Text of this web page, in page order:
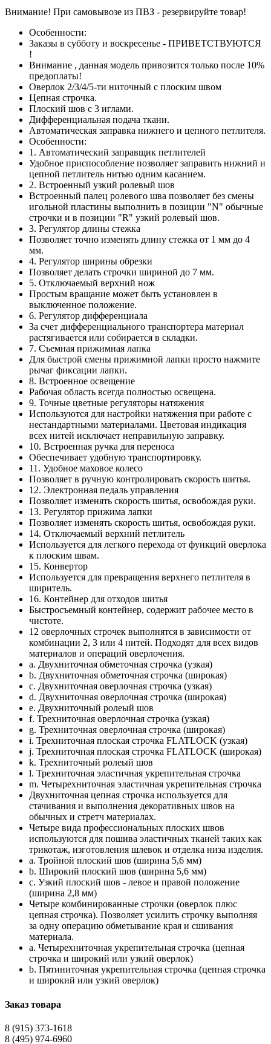
Внимание! При самовывозе из ПВЗ - резервируйте товар!
Особенности:
Заказы в субботу и воскресенье - ПРИВЕТСТВУЮТСЯ
!
Внимание , данная модель привозится только после 10%
предоплаты!
Оверлок 2/3/4/5-ти ниточный с плоским швом
Цепная строчка.
Плоский шов с 3 иглами.
Дифференциальная подача ткани.
Автоматическая заправка нижнего и цепного петлителя.
Особенности:
1. Автоматический заправщик петлителей
Удобное приспособление позволяет заправить нижний и
цепной петлитель нитью одним касанием.
2. Встроенный узкий ролевый шов
Встроенный палец ролевого шва позволяет без смены
игольной пластины выполнить в позиции "N" обычные
строчки и в позиции "R" узкий ролевый шов.
3. Регулятор длины стежка
Позволяет точно изменять длину стежка от 1 мм до 4
мм.
4. Регулятор ширины обрезки
Позволяет делать строчки шириной до 7 мм.
5. Отключаемый верхний нож
Простым вращание может быть установлен в
выключенное положение.
6. Регулятор дифференциала
За счет дифференциального транспортера материал
растягивается или собирается в складки.
7. Съемная прижимная лапка
Для быстрой смены прижимной лапки просто нажмите
рычаг фиксации лапки.
8. Встроенное освещение
Рабочая область всегда полностью освещена.
9. Точные цветные регуляторы натяжения
Используются для настройки натяжения при работе с
нестандартными материалами. Цветовая индикация
всех нитей исключает неправильную заправку.
10. Встроенная ручка для переноса
Обеспечивает удобную транспортировку.
11. Удобное маховое колесо
Позволяет в ручную контролировать скорость шитья.
12. Электронная педаль управления
Позволяет изменять скорость шитья, освобождая руки.
13. Регулятор прижима лапки
Позволяет изменять скорость шитья, освобождая руки.
14. Отключаемый верхний петлитель
Используется для легкого перехода от функций оверлока
к плоским швам.
15. Конвертор
Используется для превращения верхнего петлителя в
ширитель.
16. Контейнер для отходов шитья
Быстросъемный контейнер, содержит рабочее место в
чистоте.
12 оверлочных строчек выполнятся в зависимости от
комбинации 2, 3 или 4 нитей. Подходят для всех видов
материалов и операций оверлочения.
a. Двухниточная обметочная строчка (узкая)
b. Двухниточная обметочная строчка (широкая)
c. Двухниточная оверлочная строчка (узкая)
d. Двухниточная оверлочная строчка (широкая)
e. Двухниточный ролеый шов
f. Трехниточная оверлочная строчка (узкая)
g. Трехниточная оверлочная строчка (широкая)
i. Трехниточная плоская строчка FLATLOCK (узкая)
j. Трехниточная плоская строчка FLATLOCK (широкая)
k. Трехниточный ролеый шов
l. Трехниточная эластичная укрепительная строчка
m. Четырехниточная эластичная укрепительная строчка
Двухниточная цепная строчка используется для
стачивания и выполнения декоративных швов на
обычных и стретч материалах.
Четыре вида профессиональных плоских швов
используются для пошива эластичных тканей таких как
трикотаж, изготовления шлевок и отделка низа изделия.
a. Тройной плоский шов (ширина 5,6 мм)
b. Широкий плоский шов (ширина 5,6 мм)
c. Узкий плоский шов - левое и правой положение
(ширина 2,8 мм)
Четыре комбинированные строчки (оверлок плюс
цепная строчка). Позволяет усилить строчку выполняя
за одну операцию обметывание края и сшивания
материала.
a. Четырехниточная укрепительная строчка (цепная
строчка и широкий или узкий оверлок)
b. Пятиниточная укрепительная строчка (цепная строчка
и широкий или узкий оверлок)
Заказ товара
8 (915) 373-1618
8 (495) 974-6960